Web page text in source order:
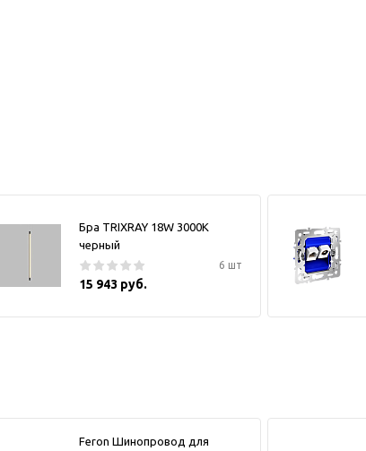
Бра TRIXRAY 18W 3000К
черный
6 шт
15 943 руб.
Feron Шинопровод для